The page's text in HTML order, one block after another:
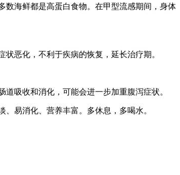
数海鲜都是高蛋白食物。在甲型流感期间，身体
恶化，不利于疾病的恢复，延长治疗期。
吸收和消化，可能会进一步加重腹泻症状。
易消化、营养丰富。多休息，多喝水。